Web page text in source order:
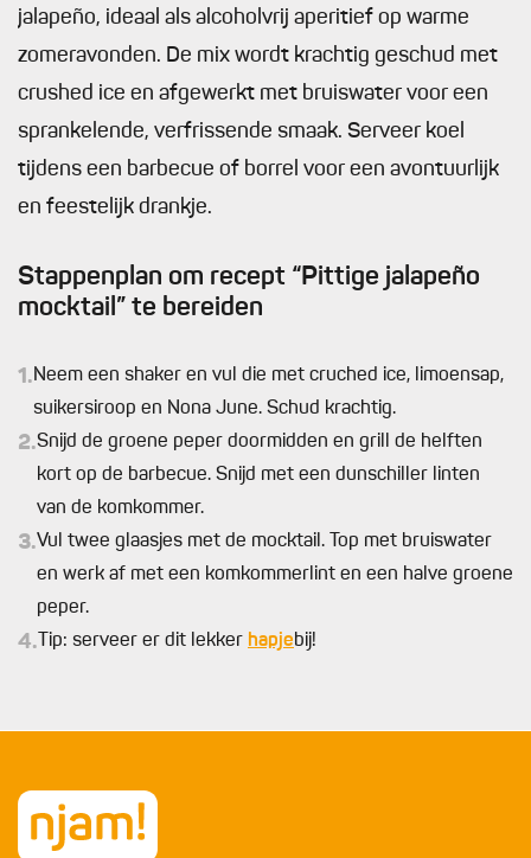
jalapeño, ideaal als alcoholvrij aperitief op warme
zomeravonden. De mix wordt krachtig geschud met
crushed ice en afgewerkt met bruiswater voor een
sprankelende, verfrissende smaak. Serveer koel
tijdens een barbecue of borrel voor een avontuurlijk
en feestelijk drankje.
Stappenplan om recept “Pittige jalapeño
mocktail” te bereiden
1.Neem een shaker en vul die met cruched ice, limoensap,
suikersiroop en Nona June. Schud krachtig.
2.Snijd de groene peper doormidden en grill de helften
kort op de barbecue. Snijd met een dunschiller linten
van de komkommer.
3.Vul twee glaasjes met de mocktail. Top met bruiswater
en werk af met een komkommerlint en een halve groene
peper.
4. Tip: serveer er dit lekker hapjebij!